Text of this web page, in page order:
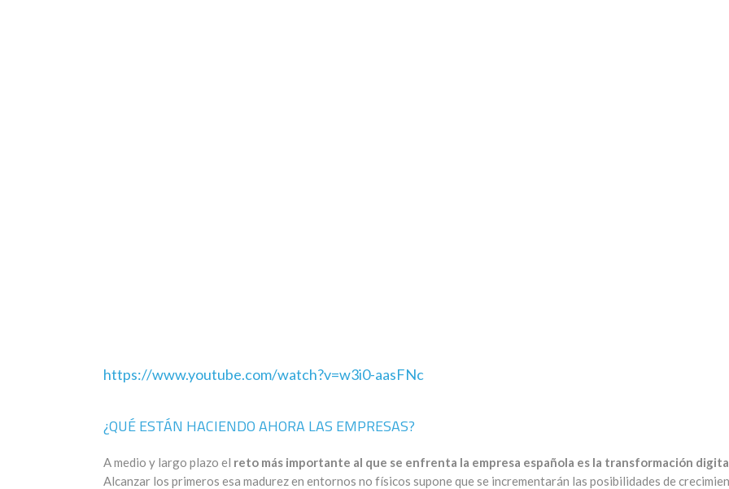
https://www.youtube.com/watch?v=w3i0-aasFNc
¿QUÉ ESTÁN HACIENDO AHORA LAS EMPRESAS?
A medio y largo plazo el reto más importante al que se enfrenta la empresa española es la transformación
Alcanzar los primeros esa madurez en entornos no físicos supone que se incrementarán las posibilidades de